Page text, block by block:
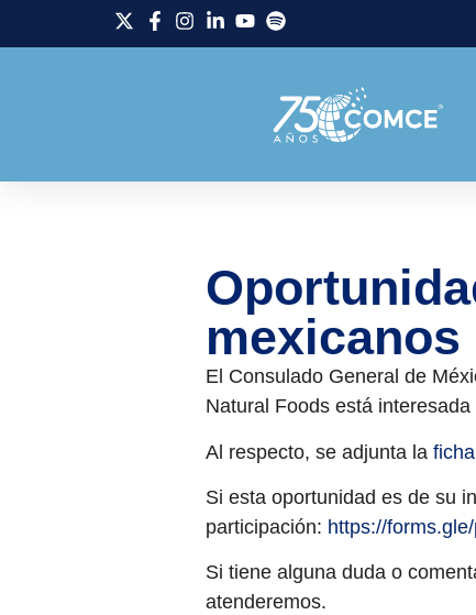
El Consulado General de
Natural Foods está
Al respecto, se adjunta la
Si esta oportunidad es de su
participación: https://
Si tiene alguna duda o
atenderemos.